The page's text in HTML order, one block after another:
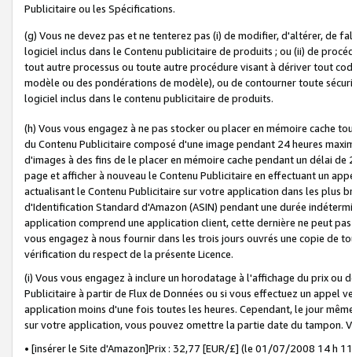
Publicitaire ou les Spécifications.
(g) Vous ne devez pas et ne tenterez pas (i) de modifier, d'altérer, de
logiciel inclus dans le Contenu publicitaire de produits ; ou (ii) de
tout autre processus ou toute autre procédure visant à dériver tout
modèle ou des pondérations de modèle), ou de contourner toute
logiciel inclus dans le contenu publicitaire de produits.
(h) Vous vous engagez à ne pas stocker ou placer en mémoire cache
du Contenu Publicitaire composé d'une image pendant 24 heures
d'images à des fins de le placer en mémoire cache pendant un délai
page et afficher à nouveau le Contenu Publicitaire en effectuant un
actualisant le Contenu Publicitaire sur votre application dans les plus
d'Identification Standard d'Amazon (ASIN) pendant une durée
application comprend une application client, cette dernière ne peut
vous engagez à nous fournir dans les trois jours ouvrés une copie de
vérification du respect de la présente Licence.
(i) Vous vous engagez à inclure un horodatage à l'affichage du prix
Publicitaire à partir de Flux de Données ou si vous effectuez un appel
application moins d'une fois toutes les heures. Cependant, le jour
sur votre application, vous pouvez omettre la partie date du tampon.
• [insérer le Site d'Amazon]Prix : 32,77 [EUR/£] (le 01/07/2008 14 h